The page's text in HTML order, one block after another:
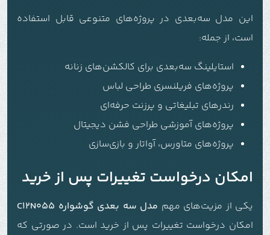
این مدل سه‌بعدی در پروژه‌های متنوعی قابل استفاده
است، از جمله:
استایلینگ سه‌بعدی برای کالکشن‌های زنانه
پروژه‌های فریلنسری طراحی لباس
رندرهای تبلیغاتی و پرزنت حرفه‌ای
پروژه‌های آموزشی طراحی فشن دیجیتال
پروژه‌های متاورس، آواتار و بازی‌سازی
امکان درخواست تغییرات پس از خرید
یکی از مزیت‌های مهم مدل سه بعدی گوشواره C12N055
امکان درخواست تغییرات پس از خرید است. در صورتی که